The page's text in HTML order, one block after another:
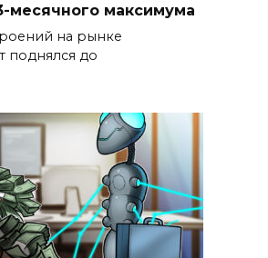
месячного максимума
на рынке
поднялся до